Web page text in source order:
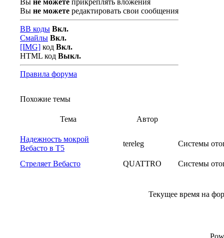
Вы не можете прикреплять вложения
Вы не можете редактировать свои сообщения
BB коды Вкл.
Смайлы Вкл.
[IMG] код Вкл.
HTML код Выкл.
Правила форума
Похожие темы
Тема Автор
Надежность мокрой
Вебасто в Т5
tereleg Системы
Стреляет Вебасто QUATTRO Системы
Текущее время на